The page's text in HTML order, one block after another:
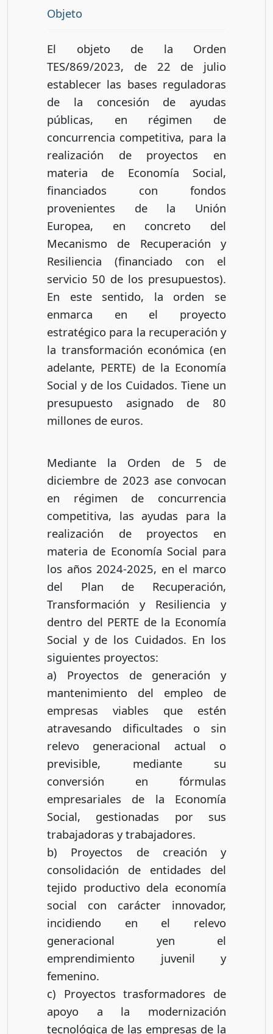
Objeto
El objeto de la Orden
TES/869/2023, de 22 de julio
establecer las bases reguladoras
de la concesión de ayudas
públicas, en régimen de
concurrencia competitiva, para la
realización de proyectos en
materia de Economía Social,
financiados con fondos
provenientes de la Unión
Europea, en concreto del
Mecanismo de Recuperación y
Resiliencia (financiado con el
servicio 50 de los presupuestos).
En este sentido, la orden se
enmarca en el proyecto
estratégico para la recuperación y
la transformación económica (en
adelante, PERTE) de la Economía
Social y de los Cuidados. Tiene un
presupuesto asignado de 80
millones de euros.
Mediante la Orden de 5 de
diciembre de 2023 ase convocan
en régimen de concurrencia
competitiva, las ayudas para la
realización de proyectos en
materia de Economía Social para
los años 2024-2025, en el marco
del Plan de Recuperación,
Transformación y Resiliencia y
dentro del PERTE de la Economía
Social y de los Cuidados. En los
siguientes proyectos:
a) Proyectos de generación y
mantenimiento del empleo de
empresas viables que estén
atravesando dificultades o sin
relevo generacional actual o
previsible, mediante su
conversión en fórmulas
empresariales de la Economía
Social, gestionadas por sus
trabajadoras y trabajadores.
b) Proyectos de creación y
consolidación de entidades del
tejido productivo dela economía
social con carácter innovador,
incidiendo en el relevo
generacional yen el
emprendimiento juvenil y
femenino.
c) Proyectos trasformadores de
apoyo a la modernización
tecnológica de las empresas de la